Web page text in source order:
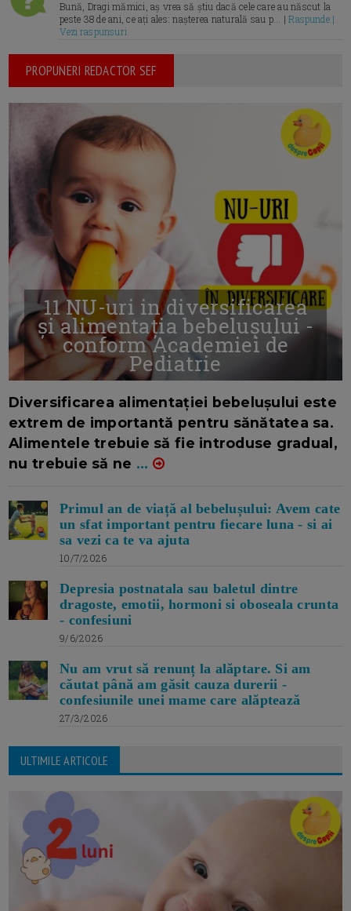
Bună, Dragi mămici, aș vrea să știu dacă cele care au născut la
peste 38 de ani, ce ați ales: nașterea naturală sau p... |Raspunde |
Vezi raspunsuri
PROPUNERI REDACTOR SEF
11 NU-uri in diversificarea
și alimentația bebelușului -
conform Academiei de
Pediatrie
Diversificarea alimentației bebelușului este
extrem de importantă pentru sănătatea sa.
Alimentele trebuie să fie introduse gradual,
nu trebuie să ne ...
Primul an de viață al bebelușului: Avem cate
un sfat important pentru fiecare luna - si ai
sa vezi ca te va ajuta
10/7/2026
Depresia postnatala sau baletul dintre
dragoste, emotii, hormoni si oboseala crunta
- confesiuni
9/6/2026
Nu am vrut să renunț la alăptare. Si am
căutat până am găsit cauza durerii -
confesiunile unei mame care alăptează
27/3/2026
ULTIMILE ARTICOLE